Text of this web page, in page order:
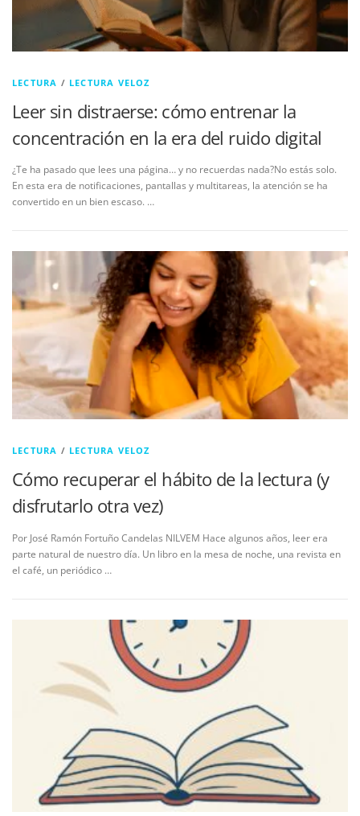
LECTURA / LECTURA VELOZ
Leer sin distraerse: cómo entrenar la
concentración en la era del ruido digital
¿Te ha pasado que lees una página… y no recuerdas nada?No estás solo.
En esta era de notificaciones, pantallas y multitareas, la atención se ha
convertido en un bien escaso. …
LECTURA / LECTURA VELOZ
Cómo recuperar el hábito de la lectura (y
disfrutarlo otra vez)
Por José Ramón Fortuño Candelas NILVEM Hace algunos años, leer era
parte natural de nuestro día. Un libro en la mesa de noche, una revista en
el café, un periódico …